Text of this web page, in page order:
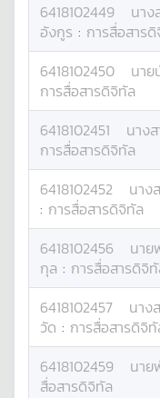
6418102449 นาง
อังกูร : การสื่อสาร
6418102450 นาย
การสื่อสารดิจิทัล
6418102451 นาง
การสื่อสารดิจิทัล
6418102452 นาง
: การสื่อสารดิจิทัล
6418102456 นาย
กุล : การสื่อสารดิจิ
6418102457 นาง
วัด : การสื่อสารดิจิ
6418102459 นาย
สื่อสารดิจิทัล